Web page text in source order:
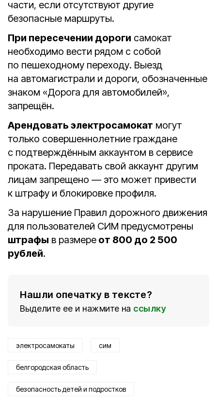
части, если отсутствуют другие
безопасные маршруты.
При пересечении дороги самокат
необходимо вести рядом с собой
по пешеходному переходу. Выезд
на автомагистрали и дороги, обозначенные
знаком «Дорога для автомобилей»,
запрещён.
Арендовать электросамокат могут
только совершеннолетние граждане
с подтверждённым аккаунтом в сервисе
проката. Передавать свой аккаунт другим
лицам запрещено — это может привести
к штрафу и блокировке профиля.
За нарушение Правил дорожного движения
для пользователей СИМ предусмотрены
штрафы в размере от 800 до 2 500
рублей.
Нашли опечатку в тексте?
Выделите ее и нажмите на ссылку
электросамокаты сим
белгородская область
безопасность детей и подростков